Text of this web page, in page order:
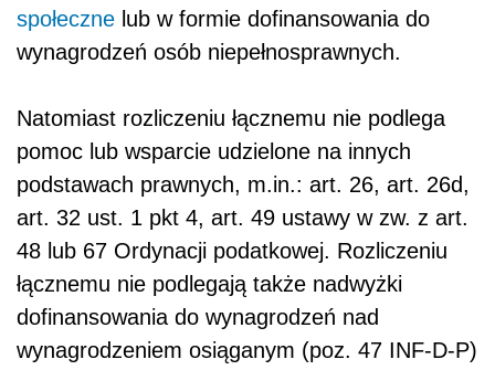
społeczne lub w formie dofinansowania do
wynagrodzeń osób niepełnosprawnych.
Natomiast rozliczeniu łącznemu nie podlega
pomoc lub wsparcie udzielone na innych
podstawach prawnych, m.in.: art. 26, art. 26d,
art. 32 ust. 1 pkt 4, art. 49 ustawy w zw. z art.
48 lub 67 Ordynacji podatkowej. Rozliczeniu
łącznemu nie podlegają także nadwyżki
dofinansowania do wynagrodzeń nad
wynagrodzeniem osiąganym (poz. 47 INF-D-P)